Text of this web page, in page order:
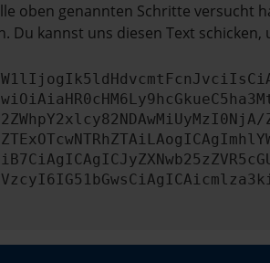
oben genannten Schritte versucht
Du kannst uns diesen Text